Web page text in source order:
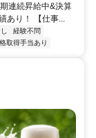
連続昇給中&決算
り！ 【仕事...
経験不問
取得手当あり